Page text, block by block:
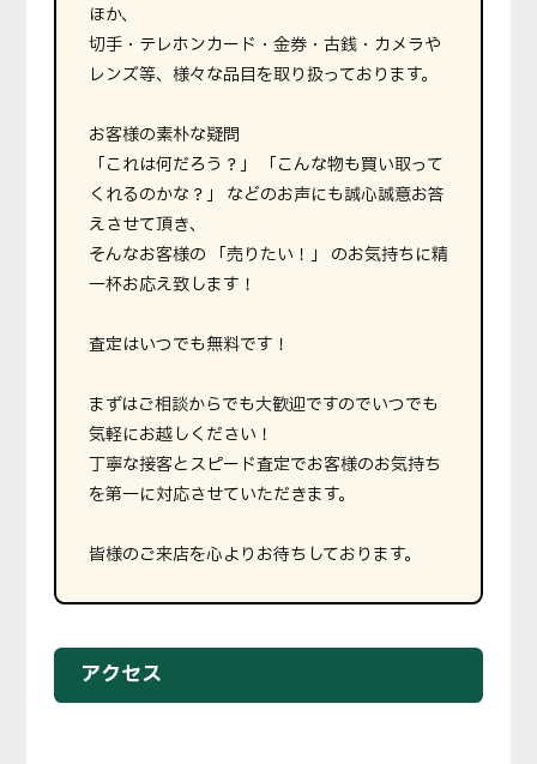
ほか、
切手・テレホンカード・金券・古銭・カメラや
レンズ等、様々な品目を取り扱っております。
お客様の素朴な疑問
「これは何だろう？」 「こんな物も買い取って
くれるのかな？」 などのお声にも誠心誠意お答
えさせて頂き、
そんなお客様の 「売りたい！」 のお気持ちに精
一杯お応え致します！
査定はいつでも無料です！
まずはご相談からでも大歓迎ですのでいつでも
気軽にお越しください！
丁寧な接客とスピード査定でお客様のお気持ち
を第一に対応させていただきます。
皆様のご来店を心よりお待ちしております。
アクセス